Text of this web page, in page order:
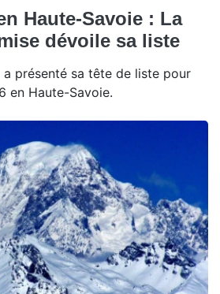
Haute-Savoie : La
dévoile sa liste
a présenté sa tête de liste pour
en Haute-Savoie.